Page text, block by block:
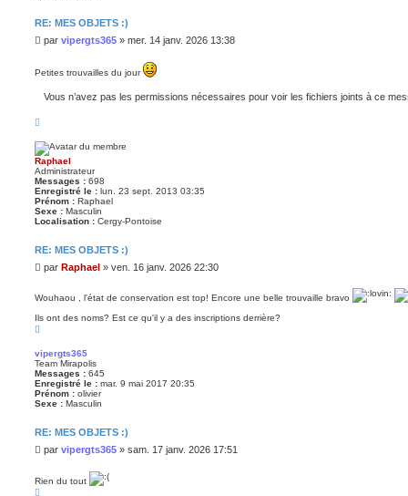
RE: MES OBJETS :)
M
s
par vipergts365 » mer. 14 janv. 2026 13:38
Petites trouvailles du jour
Vous n’avez pas les permissions nécessaires pour voir les fichiers joints à ce
u
t
Raphael
Administrateur
Messages : 698
Enregistré le : lun. 23 sept. 2013 03:35
Prénom : Raphael
Sexe : Masculin
Localisation : Cergy-Pontoise
RE: MES OBJETS :)
M
s
a
par Raphael » ven. 16 janv. 2026 22:30
Wouhaou , l'état de conservation est top! Encore une belle trouvaille bravo
Ils ont des noms? Est ce qu'il y a des inscriptions derrière?
t
vipergts365
Team Mirapolis
Messages : 645
Enregistré le : mar. 9 mai 2017 20:35
Prénom : olivier
Sexe : Masculin
RE: MES OBJETS :)
M
s
par vipergts365 » sam. 17 janv. 2026 17:51
Rien du tout